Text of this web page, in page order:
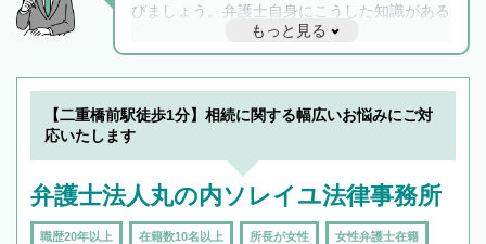
びましょう。弁護士自身にこうした知識がある
と他士業との連携もスムーズに進み、トラブル
解決のみならず相続をトータルで任せることが
できます。また、相続は感情がからむ分野なの
でフィーリングも重要です。実際に電話や面談
で複数の弁護士と会話をしてウマが合う方に依
もっと見る
【二重橋前駅徒歩1分】相続に関する幅広いお悩みにご対
応いたします
弁護士法人丸の内ソレイユ法律事務所
職歴20年以上 在籍数10名以上 所長が女性 女性弁護士在籍